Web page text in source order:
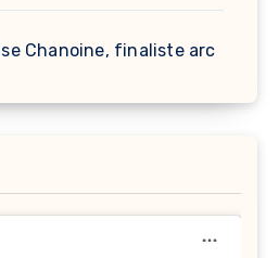
Chanoine, finaliste arc